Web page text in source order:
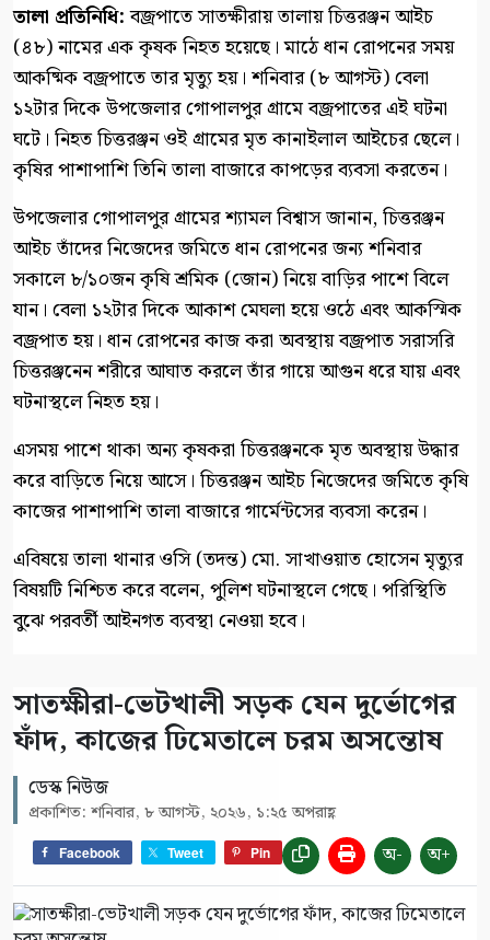
‎তালা প্রতিনিধি:‎বজ্রপাতে সাতক্ষীরায় তালায় চিত্তরঞ্জন আইচ
(৪৮) নামের এক কৃষক নিহত হয়েছে। মাঠে ধান রোপনের সময়
আকষ্মিক বজ্রপাতে তার মৃত্যু হয়। শনিবার (৮ আগস্ট) বেলা
১২টার দিকে উপজেলার গোপালপুর গ্রামে বজ্রপাতের এই ঘটনা
ঘটে। নিহত চিত্তরঞ্জন ওই গ্রামের মৃত কানাইলাল আইচের ছেলে।
কৃষির পাশাপাশি তিনি তালা বাজারে কাপড়ের ব্যবসা করতেন।
‎উপজেলার গোপালপুর গ্রামের শ্যামল বিশ্বাস জানান, চিত্তরঞ্জন
আইচ তাঁদের নিজেদের জমিতে ধান রোপনের জন্য শনিবার
সকালে ৮/১০জন কৃষি শ্রমিক (জোন) নিয়ে বাড়ির পাশে বিলে
যান। বেলা ১২টার দিকে আকাশ মেঘলা হয়ে ওঠে এবং আকস্মিক
বজ্রপাত হয়। ধান রোপনের কাজ করা অবস্থায় বজ্রপাত সরাসরি
চিত্তরঞ্জনেন শরীরে আঘাত করলে তাঁর গায়ে আগুন ধরে যায় এবং
ঘটনাস্থলে নিহত হয়।
এসময় পাশে থাকা অন্য কৃষকরা চিত্তরঞ্জনকে মৃত অবস্থায় উদ্ধার
করে বাড়িতে নিয়ে আসে। চিত্তরঞ্জন আইচ নিজেদের জমিতে কৃষি
কাজের পাশাপাশি তালা বাজারে গার্মেন্টসের ব্যবসা করেন।
‎এবিষয়ে তালা থানার ওসি (তদন্ত) মো. সাখাওয়াত হোসেন মৃত্যুর
বিষয়টি নিশ্চিত করে বলেন, পুলিশ ঘটনাস্থলে গেছে। পরিস্থিতি
বুঝে পরবর্তী আইনগত ব্যবস্থা নেওয়া হবে।
সাতক্ষীরা-ভেটখালী সড়ক যেন দুর্ভোগের
ফাঁদ, কাজের ঢিমেতালে চরম অসন্তোষ
ডেস্ক নিউজ
প্রকাশিত: শনিবার, ৮ আগস্ট, ২০২৬, ১:২৫ অপরাহ্ণ
Facebook Tweet Pin অ- অ+